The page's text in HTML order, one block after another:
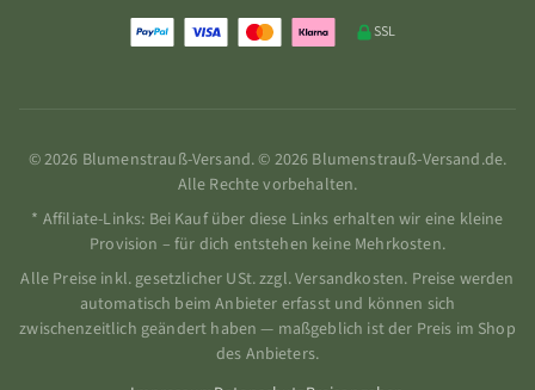
SSL
© 2026 Blumenstrauß-Versand. © 2026 Blumenstrauß-Versand.de.
Alle Rechte vorbehalten.
* Affiliate-Links: Bei Kauf über diese Links erhalten wir eine kleine
Provision – für dich entstehen keine Mehrkosten.
Alle Preise inkl. gesetzlicher USt. zzgl. Versandkosten. Preise werden
automatisch beim Anbieter erfasst und können sich
zwischenzeitlich geändert haben — maßgeblich ist der Preis im Shop
des Anbieters.